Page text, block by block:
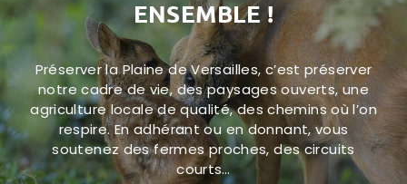
ENSEMBLE !
Préserver la Plaine de Versailles, c’est préserver
notre cadre de vie, des paysages ouverts, une
agriculture locale de qualité, des chemins où l’on
respire. En adhérant ou en donnant, vous
soutenez des fermes proches, des circuits
courts…